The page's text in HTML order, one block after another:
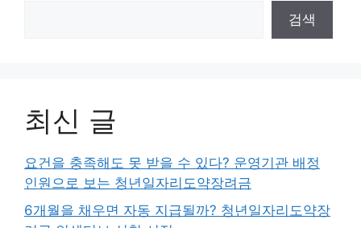
검색
최신 글
요건을 충족해도 못 받을 수 있다? 운영기관 배정
인원으로 보는 청년일자리도약장려금
6개월을 채우면 자동 지급될까? 청년일자리도약장